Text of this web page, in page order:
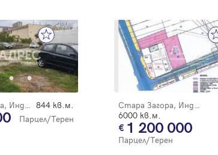
844 кв.м.
Парцел/Терен
6000 кв.м.
1 200 000
Парцел/Терен